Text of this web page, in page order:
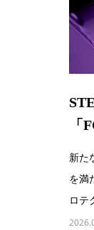
「
新た
を満
ロテ